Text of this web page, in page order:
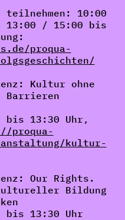
teilnehmen: 10:00
13:00 / 15:00 bis
proqua-
: Kultur ohne
Barrieren
bis 13:30 Uhr,
proqua-
kultur-
: Our Rights.
Bildung
bis 13:30 Uhr